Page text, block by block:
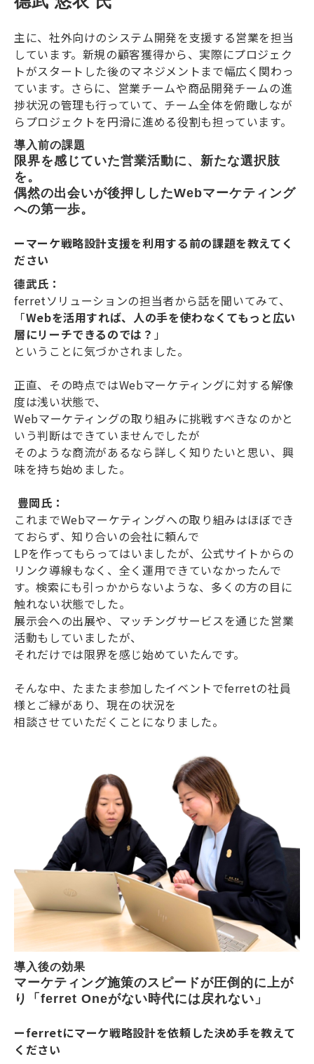
主に、社外向けのシステム開発を支援する営業を担当
しています。新規の顧客獲得から、実際にプロジェク
トがスタートした後のマネジメントまで幅広く関わっ
ています。さらに、営業チームや商品開発チームの進
捗状況の管理も行っていて、チーム全体を俯瞰しなが
らプロジェクトを円滑に進める役割も担っています。
導入前の課題
限界を感じていた営業活動に、新たな選択肢
を。
偶然の出会いが後押ししたWebマーケティング
への第一歩。
ーマーケ戦略設計支援を利用する前の課題を教えてく
ださい
德武氏：
ferretソリューションの担当者から話を聞いてみて、
「Webを活用すれば、人の手を使わなくてもっと広い
層にリーチできるのでは？ 」
ということに気づかされました。
正直、その時点ではWebマーケティングに対する解像
度は浅い状態で、
Webマーケティングの取り組みに挑戦すべきなのかと
いう判断はできていませんでしたが
そのような商流があるなら詳しく知りたいと思い、興
味を持ち始めました。
豊岡氏：
これまでWebマーケティングへの取り組みはほぼでき
ておらず、知り合いの会社に頼んで
LPを作ってもらってはいましたが、公式サイトからの
リンク導線もなく、全く運用できていなかったんで
す。検索にも引っかからないような、多くの方の目に
触れない状態でした。
展示会への出展や、マッチングサービスを通じた営業
活動もしていましたが、
それだけでは限界を感じ始めていたんです。
そんな中、たまたま参加したイベントでferretの社員
様とご縁があり、現在の状況を
相談させていただくことになりました。
導入後の効果
マーケティング施策のスピードが圧倒的に上が
り「ferret Oneがない時代には戻れない」
ーferretにマーケ戦略設計を依頼した決め手を教えて
ください